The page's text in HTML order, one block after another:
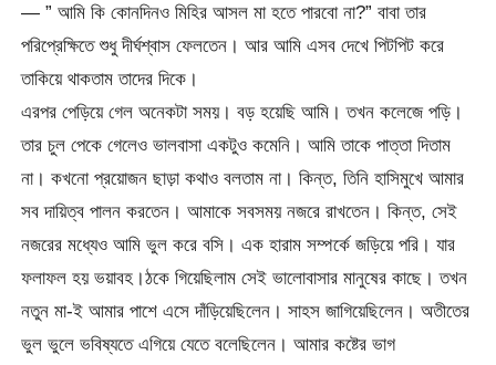
— ” আমি কি কোনদিনও মিহির আসল মা হতে পারবো না?” বাবা তার
পরিপ্রেক্ষিতে শুধু দীর্ঘশ্বাস ফেলতেন। আর আমি এসব দেখে পিটপিট করে
তাকিয়ে থাকতাম তাদের দিকে।
এরপর পেড়িয়ে গেল অনেকটা সময়। বড় হয়েছি আমি। তখন কলেজে পড়ি।
তার চুল পেকে গেলেও ভালবাসা একটুও কমেনি। আমি তাকে পাত্তা দিতাম
না। কখনো প্রয়োজন ছাড়া কথাও বলতাম না। কিন্ত, তিনি হাসিমুখে আমার
সব দায়িত্ব পালন করতেন। আমাকে সবসময় নজরে রাখতেন। কিন্ত, সেই
নজরের মধ্যেও আমি ভুল করে বসি। এক হারাম সম্পর্কে জড়িয়ে পরি। যার
ফলাফল হয় ভয়াবহ।ঠকে গিয়েছিলাম সেই ভালোবাসার মানুষের কাছে। তখন
নতুন মা-ই আমার পাশে এসে দাঁড়িয়েছিলেন। সাহস জাগিয়েছিলেন। অতীতের
ভুল ভুলে ভবিষ্যতে এগিয়ে যেতে বলেছিলেন। আমার কষ্টের ভাগ